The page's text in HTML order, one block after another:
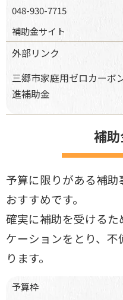
048-930-7715
補助金サイト
外部リンク
三郷市家庭用ゼロカーボ
進補助金
補
予算に限りがある補
おすすめです。
確実に補助を受ける
ケーションをとり、
ります。
予算枠